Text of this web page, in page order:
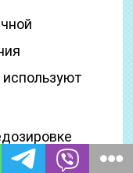
используют
числе